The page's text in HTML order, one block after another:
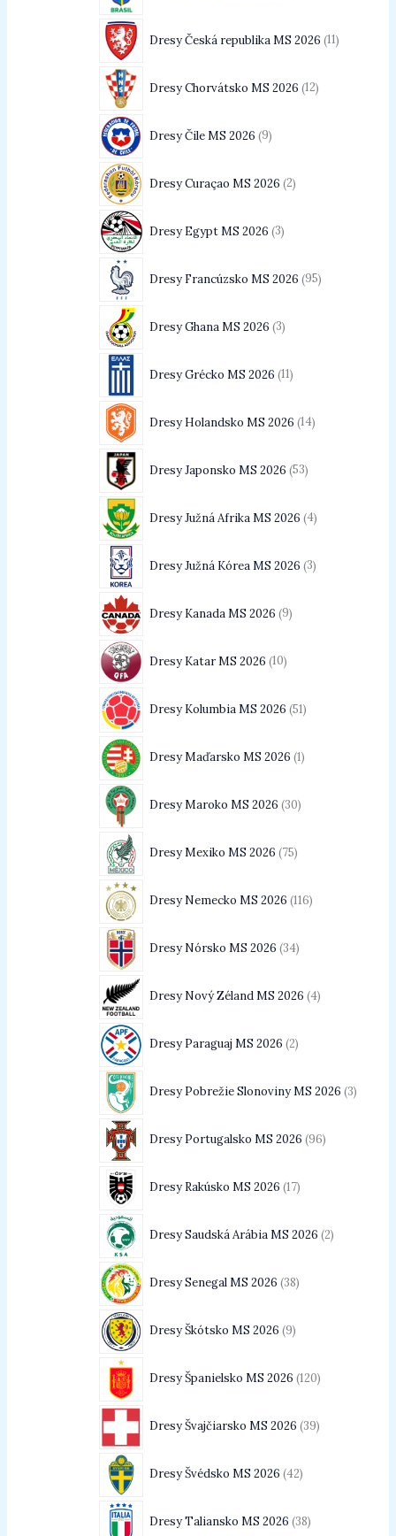
Dresy Česká republika MS 2026 11
Dresy Chorvátsko MS 2026 12
Dresy Čile MS 2026 9
Dresy Curaçao MS 2026 2
Dresy Egypt MS 2026 3
Dresy Francúzsko MS 2026 95
Dresy Ghana MS 2026 3
Dresy Grécko MS 2026 11
Dresy Holandsko MS 2026 14
Dresy Japonsko MS 2026 53
Dresy Južná Afrika MS 2026 4
Dresy Južná Kórea MS 2026 3
Dresy Kanada MS 2026 9
Dresy Katar MS 2026 10
Dresy Kolumbia MS 2026 51
Dresy Maďarsko MS 2026 1
Dresy Maroko MS 2026 30
Dresy Mexiko MS 2026 75
Dresy Nemecko MS 2026 116
Dresy Nórsko MS 2026 34
Dresy Nový Zéland MS 2026 4
Dresy Paraguaj MS 2026 2
Dresy Pobrežie Slonoviny MS 2026 3
Dresy Portugalsko MS 2026 96
Dresy Rakúsko MS 2026 17
Dresy Saudská Arábia MS 2026 2
Dresy Senegal MS 2026 38
Dresy Škótsko MS 2026 9
Dresy Španielsko MS 2026 120
Dresy Švajčiarsko MS 2026 39
Dresy Švédsko MS 2026 42
Dresy Taliansko MS 2026 38